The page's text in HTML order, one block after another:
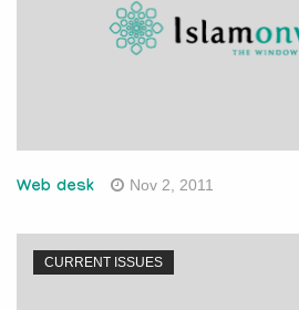
Web desk Nov 2, 2011
CURRENT ISSUES